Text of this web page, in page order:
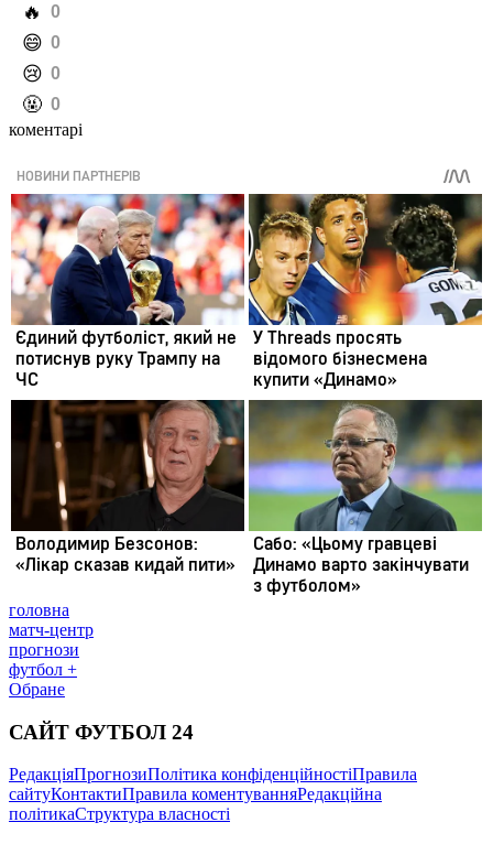
️🔥 0
️😄 0
️😢 0
️🤬 0
коментарі
головна
матч-центр
прогнози
футбол +
Обране
САЙТ ФУТБОЛ 24
РедакціяПрогнозиПолітика конфіденційностіПравила
сайтуКонтактиПравила коментуванняРедакційна
політикаСтруктура власності